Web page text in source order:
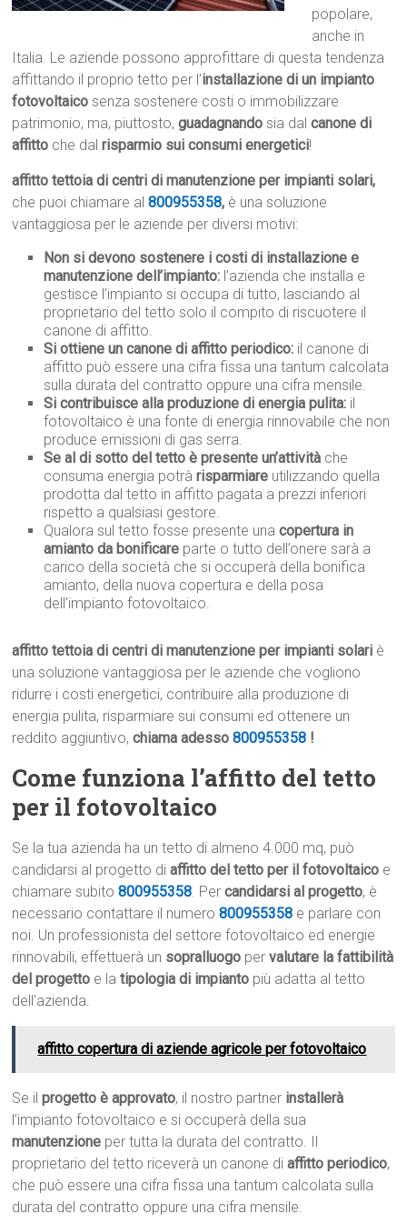
popolare,
anche in
Italia. Le aziende possono approfittare di questa tendenza
affittando il proprio tetto per l’installazione di un impianto
fotovoltaico senza sostenere costi o immobilizzare
patrimonio, ma, piuttosto,guadagnando sia dalcanone di
affitto che dalrisparmio sui consumi energetici!
affitto tettoia di centri di manutenzione per impianti solari,
che puoi chiamare al800955358, è una soluzione
vantaggiosa per le aziende per diversi motivi:
Non si devono sostenere i costi di installazione e
manutenzione dell’impianto: l’azienda che installa e
gestisce l’impianto si occupa di tutto, lasciando al
proprietario del tetto solo il compito di riscuotere il
canone di affitto.
Si ottiene un canone di affitto periodico: il canone di
affitto può essere una cifra fissa una tantum calcolata
sulla durata del contratto oppure una cifra mensile.
Si contribuisce alla produzione di energia pulita: il
fotovoltaico è una fonte di energia rinnovabile che non
produce emissioni di gas serra.
Se al di sotto del tetto è presente un’attività che
consuma energia potràrisparmiare utilizzando quella
prodotta dal tetto in affitto pagata a prezzi inferiori
rispetto a qualsiasi gestore.
Qualora sul tetto fosse presente unacopertura in
amianto da bonificare parte o tutto dell’onere sarà a
carico della società che si occuperà della bonifica
amianto, della nuova copertura e della posa
dell’impianto fotovoltaico.
affitto tettoia di centri di manutenzione per impianti solari è
una soluzione vantaggiosa per le aziende che vogliono
ridurre i costi energetici, contribuire alla produzione di
energia pulita, risparmiare sui consumi ed ottenere un
reddito aggiuntivo,chiama adesso800955358 !
Come funziona l’affitto del tetto
per il fotovoltaico
Se la tua azienda ha un tetto di almeno 4.000 mq, può
candidarsi al progetto diaffitto del tetto per il fotovoltaico e
chiamare subito800955358. Percandidarsi al progetto, è
necessario contattare il numero800955358 e parlare con
noi. Un professionista del settore fotovoltaico ed energie
rinnovabili, effettuerà un sopralluogo pervalutare la fattibilità
del progetto e latipologia di impianto più adatta al tetto
dell’azienda.
affitto copertura di aziende agricole per fotovoltaico
Se ilprogetto è approvato, il nostro partner installerà
l’impianto fotovoltaico e si occuperà della sua
manutenzione per tutta la durata del contratto. Il
proprietario del tetto riceverà un canone diaffitto periodico,
che può essere una cifra fissa una tantum calcolata sulla
durata del contratto oppure una cifra mensile.